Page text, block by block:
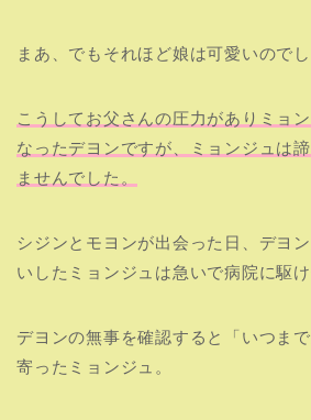
まあ、でもそれほど娘は可愛いのでし
こうしてお父さんの圧力がありミョ
なったデヨンですが、ミョンジュは
ませんでした。
シジンとモヨンが出会った日、デヨ
いしたミョンジュは急いで病院に駆け
デヨンの無事を確認すると「いつま
寄ったミョンジュ。